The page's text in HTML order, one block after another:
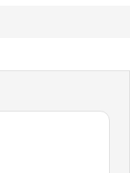
Recensioni totali: 156